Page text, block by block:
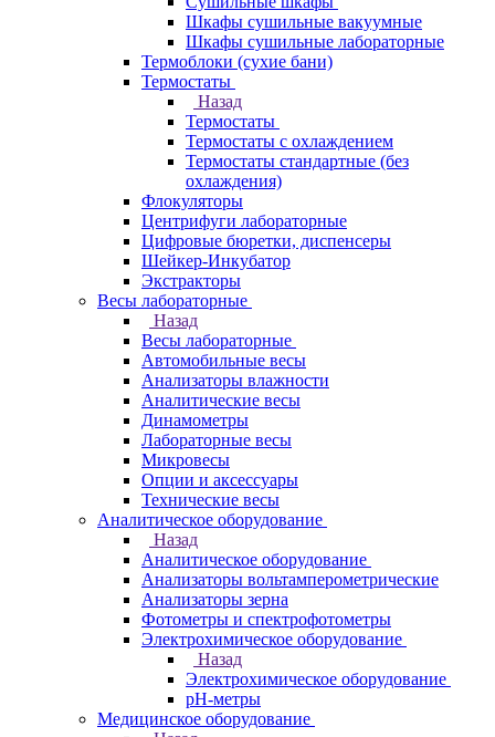
Шкафы сушильные вакуумные
Шкафы сушильные лабораторные
Термоблоки (сухие бани)
Термостаты
Назад
Термостаты
Термостаты с охлаждением
Термостаты стандартные (без
охлаждения)
Флокуляторы
Центрифуги лабораторные
Цифровые бюретки, диспенсеры
Шейкер-Инкубатор
Экстракторы
Весы лабораторные
Назад
Весы лабораторные
Автомобильные весы
Анализаторы влажности
Аналитические весы
Динамометры
Лабораторные весы
Микровесы
Опции и аксессуары
Технические весы
Аналитическое оборудование
Назад
Аналитическое оборудование
Анализаторы вольтамперометрические
Анализаторы зерна
Фотометры и спектрофотометры
Электрохимическое оборудование
Назад
Электрохимическое оборудование
pH-метры
Медицинское оборудование